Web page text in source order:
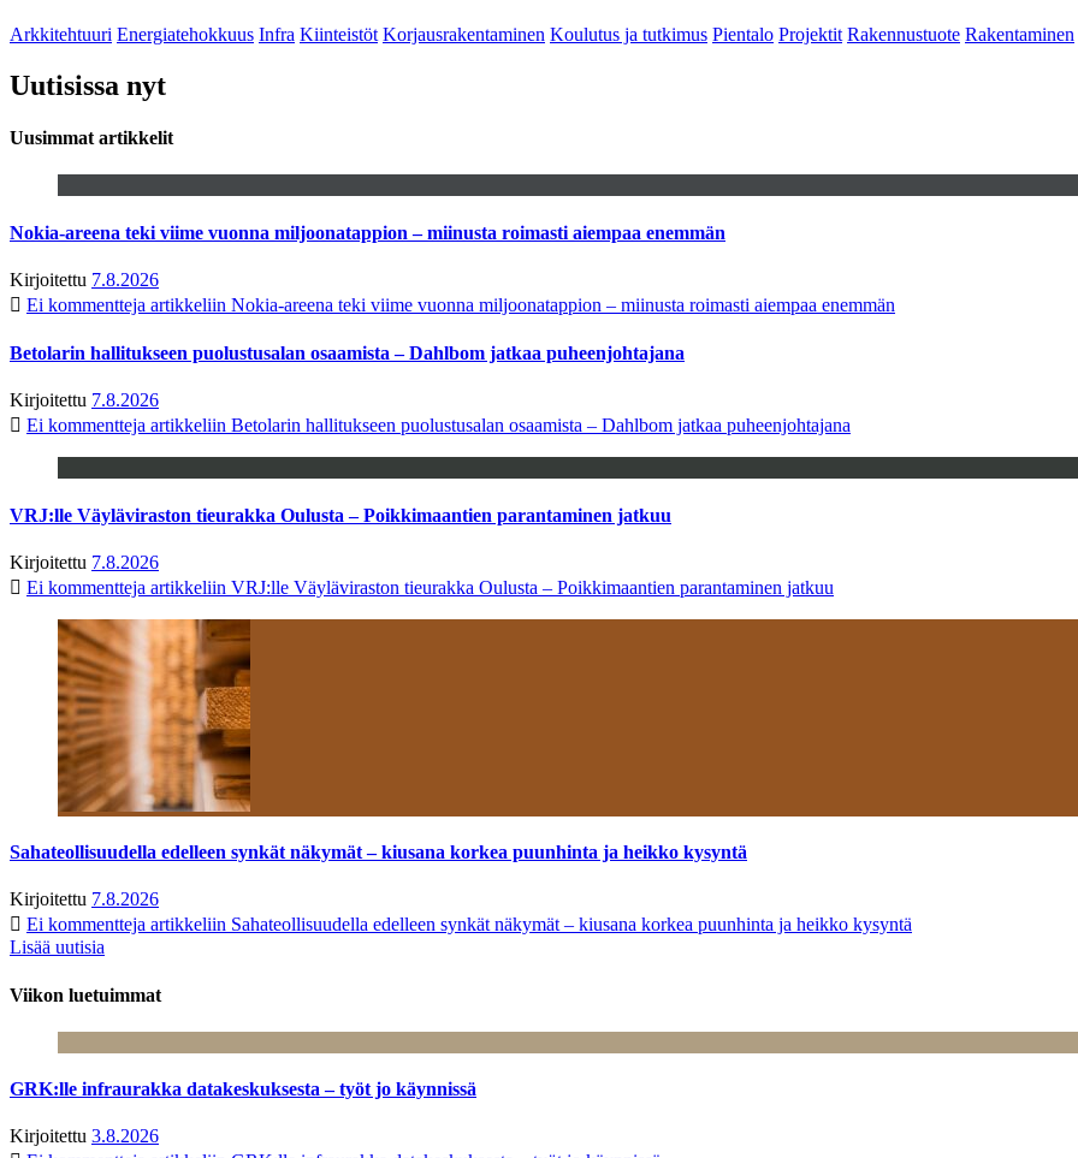
Arkkitehtuuri Energiatehokkuus Infra Kiinteistöt Korjausrakentaminen Koulutus ja tutkimus Pientalo Projektit Rakennustuote Rakentaminen
Uutisissa nyt
Uusimmat artikkelit
Nokia-areena teki viime vuonna miljoonatappion – miinusta roimasti aiempaa enemmän
Kirjoitettu 7.8.2026
Ei kommentteja artikkeliin Nokia-areena teki viime vuonna miljoonatappion – miinusta roimasti aiempaa enemmän
Betolarin hallitukseen puolustusalan osaamista – Dahlbom jatkaa puheenjohtajana
Kirjoitettu 7.8.2026
Ei kommentteja artikkeliin Betolarin hallitukseen puolustusalan osaamista – Dahlbom jatkaa puheenjohtajana
VRJ:lle Väyläviraston tieurakka Oulusta – Poikkimaantien parantaminen jatkuu
Kirjoitettu 7.8.2026
Ei kommentteja artikkeliin VRJ:lle Väyläviraston tieurakka Oulusta – Poikkimaantien parantaminen jatkuu
Sahateollisuudella edelleen synkät näkymät – kiusana korkea puunhinta ja heikko kysyntä
Kirjoitettu 7.8.2026
Ei kommentteja artikkeliin Sahateollisuudella edelleen synkät näkymät – kiusana korkea puunhinta ja heikko kysyntä
Lisää uutisia
Viikon luetuimmat
GRK:lle infraurakka datakeskuksesta – työt jo käynnissä
Kirjoitettu 3.8.2026